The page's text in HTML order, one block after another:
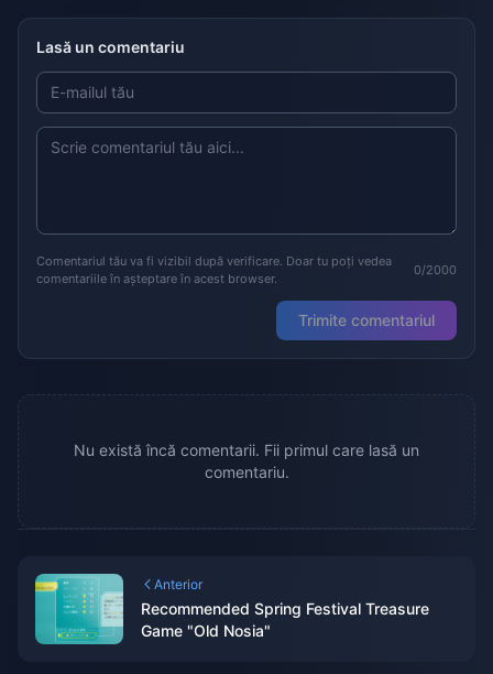
Lasă un comentariu
Comentariul tău va fi vizibil după verificare. Doar tu poți vedea
comentariile în așteptare în acest browser.
0/2000
Trimite comentariul
Nu există încă comentarii. Fii primul care lasă un
comentariu.
Anterior
Recommended Spring Festival Treasure
Game "Old Nosia"